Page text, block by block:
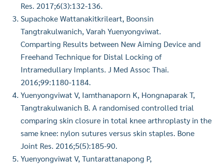
Res. 2017;6(3):132-136.
Supachoke Wattanakitkrileart, Boonsin
Tangtrakulwanich, Varah Yuenyongviwat.
Comparting Results between New Aiming Device and
Freehand Technique for Distal Locking of
Intramedullary Implants. J Med Assoc Thai.
2016;99:1180-1184.
Yuenyongviwat V, Iamthanaporn K, Hongnaparak T,
Tangtrakulwanich B. A randomised controlled trial
comparing skin closure in total knee arthroplasty in the
same knee: nylon sutures versus skin staples. Bone
Joint Res. 2016;5(5):185-90.
Yuenyongviwat V, Tuntarattanapong P,